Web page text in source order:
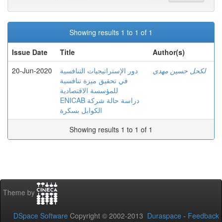
Showing results 1 to 1 of 1
Issue Date
Title
Author(s)
20-Jun-2020
دور الإستراتيجيات التنافسية
في تحقيق ميزة تنافسية
للمؤسسة الاقتصادية
ENICAB دراسة حالة شركة
الكوابل بسكرة
لكحل حسين مهدي
Showing results 1 to 1 of 1
Theme by
DSpace Software Copyright © 2002-2013 Duraspace - Feedback